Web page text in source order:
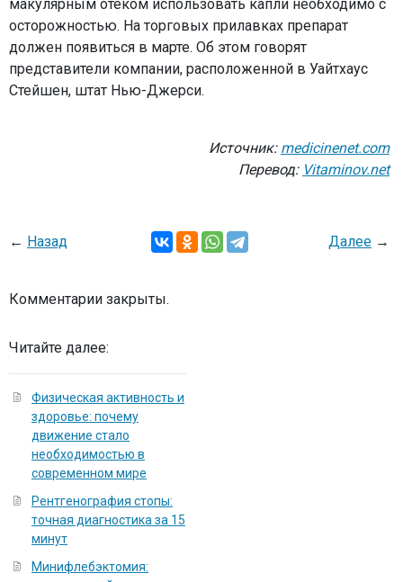
макулярным отеком использовать капли необходимо с
осторожностью. На торговых прилавках препарат
должен появиться в марте. Об этом говорят
представители компании, расположенной в Уайтхаус
Стейшен, штат Нью-Джерси.
Источник: medicinenet.com
Перевод: Vitaminov.net
← Назад Далее →
Комментарии закрыты.
Читайте далее:
Физическая активность и
здоровье: почему
движение стало
необходимостью в
современном мире
Рентгенография стопы:
точная диагностика за 15
минут
Минифлебэктомия: